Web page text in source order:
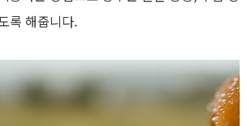
록 해줍니다.